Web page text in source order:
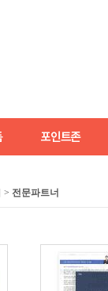
> 전문파트너